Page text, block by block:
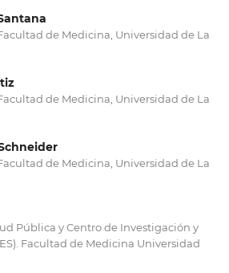
de Medicina, Universidad de La
de Medicina, Universidad de La
de Medicina, Universidad de La
Pública y Centro de Investigación y
Facultad de Medicina Universidad